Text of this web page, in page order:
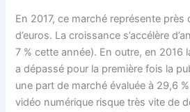
En 2017, ce marché représente près
d’euros. La croissance s’accélère
7 % cette année). En outre, en 2016
a dépassé pour la première fois la
une part de marché évaluée à 29,6
vidéo numérique risque très vite de